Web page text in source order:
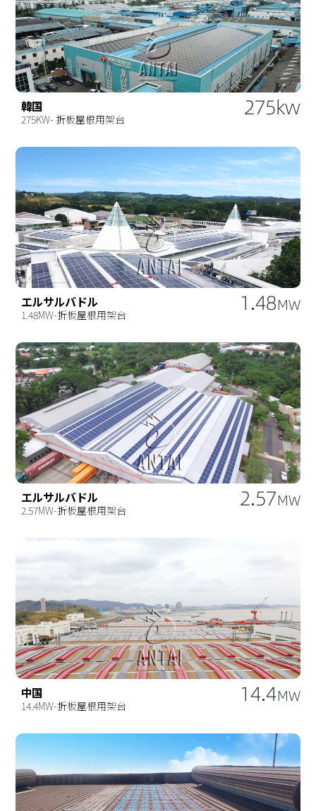
韓国
275KW- 折板屋根用架台 275kw
エルサルバドル
1.48MW-折板屋根用架台 1.48MW
エルサルバドル
2.57MW-折板屋根用架台 2.57MW
中国
14.4MW-折板屋根用架台 14.4MW